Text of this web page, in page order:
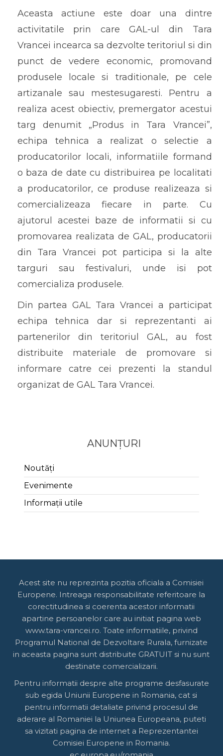
Aceasta actiune este doar una dintre
activitatile prin care GAL-ul din Tara
Vrancei incearca sa dezvolte teritoriul si din
punct de vedere economic, promovand
produsele locale si traditionale, pe cele
artizanale sau mestesugaresti. Pentru a
realiza acest obiectiv, premergator acestui
targ denumit „Produs in Tara Vrancei”,
echipa tehnica a realizat o selectie a
producatorilor locali, informatiile formand
o baza de date cu distribuirea pe localitati
a producatorilor, ce produse realizeaza si
comercializeaza fiecare in parte. Cu
ajutorul acestei baze de informatii si cu
promovarea realizata de GAL, producatorii
din Tara Vrancei pot participa si la alte
targuri sau festivaluri, unde isi pot
comercializa produsele.
Din partea GAL Tara Vrancei a participat
echipa tehnica dar si reprezentanti ai
partenerilor din teritoriul GAL, au fost
distribuite materiale de promovare si
informare catre cei prezenti la standul
organizat de GAL Tara Vrancei.
ANUNȚURI
Noutăți
Evenimente
Informații utile
Acest site nu reprezinta pozitia oficiala a Comisiei
Europene. Intreaga responsabilitate referitoare la
corectitudinea si coerenta acestor informatii
apartine persoanelor care au initiat pagina web
www.tara-vrancei.ro. Toate informatiile, privind
Programul National de Dezvoltare Rurala, furnizate
in aceasta pagina sunt distribuite GRATUIT si nu sunt
destinate comercializarii.
Pentru informatii despre alte programe desfasurate
sub egida Uniunii Europene in Romania, cat si
pentru informatii detaliate privind procesul de
aderare al Romaniei la Uniunea Europeana, puteti
sa vizitati pagina de internet a Reprezentantei
Comisiei Europene in Romania.